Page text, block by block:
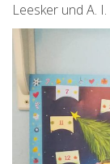
Leesker und A.